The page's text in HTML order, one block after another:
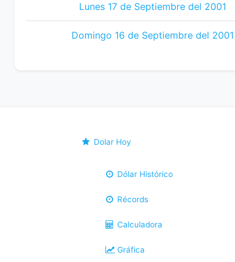
Lunes 17 de Septiembre del 2001
Domingo 16 de Septiembre del 2001
Dolar Hoy
Dólar Histórico
Récords
Calculadora
Gráfica